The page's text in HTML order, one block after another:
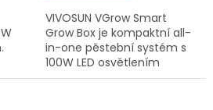
VIVOSUN VGrow Smart
Grow Box je kompaktní all-
in-one pěstební systém s
100W LED osvětlením
Samsung LM301H EVO,